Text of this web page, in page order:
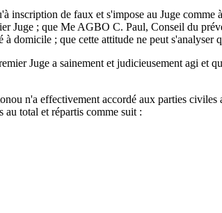
de faux et s'impose au Juge comme
Juge ; que Me AGBO C. Paul, Conseil du
domicile ; que cette attitude ne peut
Juge a sainement et judicieusement agi
n'a effectivement accordé aux parties
total et répartis comme suit :